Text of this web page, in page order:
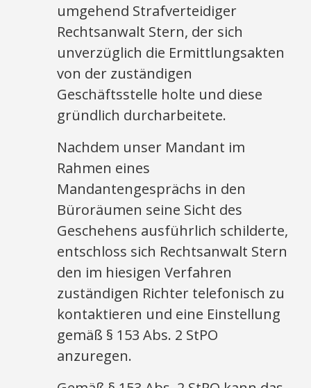
umgehend Strafverteidiger
Rechtsanwalt Stern, der sich
unverzüglich die Ermittlungsakten
von der zuständigen
Geschäftsstelle holte und diese
gründlich durcharbeitete.
Nachdem unser Mandant im
Rahmen eines
Mandantengesprächs in den
Büroräumen seine Sicht des
Geschehens ausführlich schilderte,
entschloss sich Rechtsanwalt Stern
den im hiesigen Verfahren
zuständigen Richter telefonisch zu
kontaktieren und eine Einstellung
gemäß § 153 Abs. 2 StPO
anzuregen.